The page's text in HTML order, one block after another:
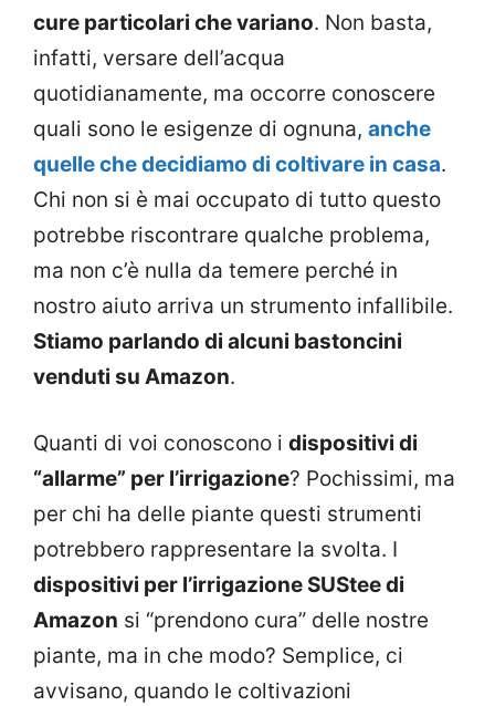
cure particolari che variano. Non basta,
infatti, versare dell’acqua
quotidianamente, ma occorre conoscere
quali sono le esigenze di ognuna, anche
quelle che decidiamo di coltivare in casa.
Chi non si è mai occupato di tutto questo
potrebbe riscontrare qualche problema,
ma non c’è nulla da temere perché in
nostro aiuto arriva un strumento infallibile.
Stiamo parlando di alcuni bastoncini
venduti su Amazon.
Quanti di voi conoscono i dispositivi di
“allarme” per l’irrigazione? Pochissimi, ma
per chi ha delle piante questi strumenti
potrebbero rappresentare la svolta. I
dispositivi per l’irrigazione SUStee di
Amazon si “prendono cura” delle nostre
piante, ma in che modo? Semplice, ci
avvisano, quando le coltivazioni